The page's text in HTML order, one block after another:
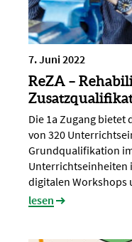
7. Juni 2022
ReZA –
Die 1a Zugang bietet
von 320
Grundqualifikation
Unterrichtseinheiten
digitalen Workshops
lesen